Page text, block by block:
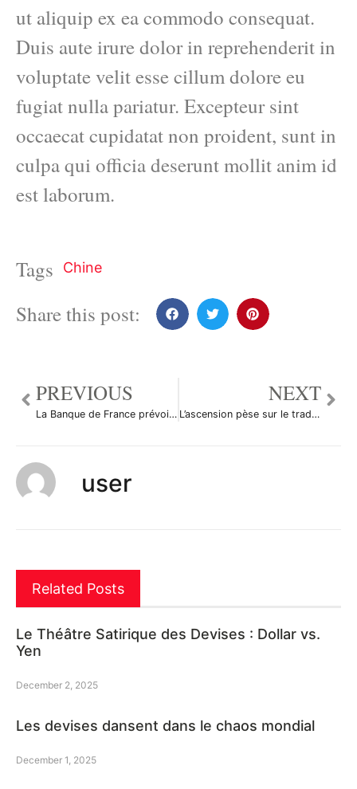
ut aliquip ex ea commodo consequat.
Duis aute irure dolor in reprehenderit in
voluptate velit esse cillum dolore eu
fugiat nulla pariatur. Excepteur sint
occaecat cupidatat non proident, sunt in
culpa qui officia deserunt mollit anim id
est laborum.
Tags Chine
Share this post:
PREVIOUS
La Banque de France prévoit une croissance faible
NEXT
L’ascension pèse sur le trading
user
Related Posts
Le Théâtre Satirique des Devises : Dollar vs.
Yen
December 2, 2025
Les devises dansent dans le chaos mondial
December 1, 2025